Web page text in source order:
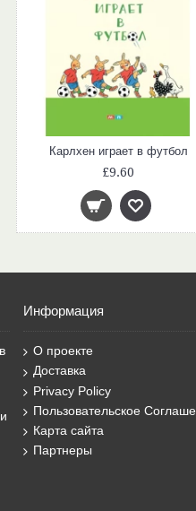
Карлхен играет в футбол
£9.60
Информация
О проекте
Доставка
Privacy Policy
Пользовательское
Карта сайта
Партнеры